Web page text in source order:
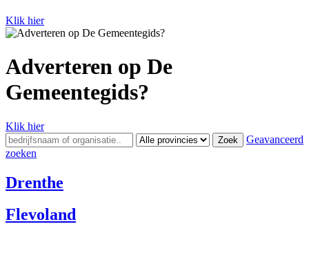
Klik hier
Adverteren op De
Gemeentegids?
Klik hier
Zoek
Geavanceerd
zoeken
Drenthe
Flevoland